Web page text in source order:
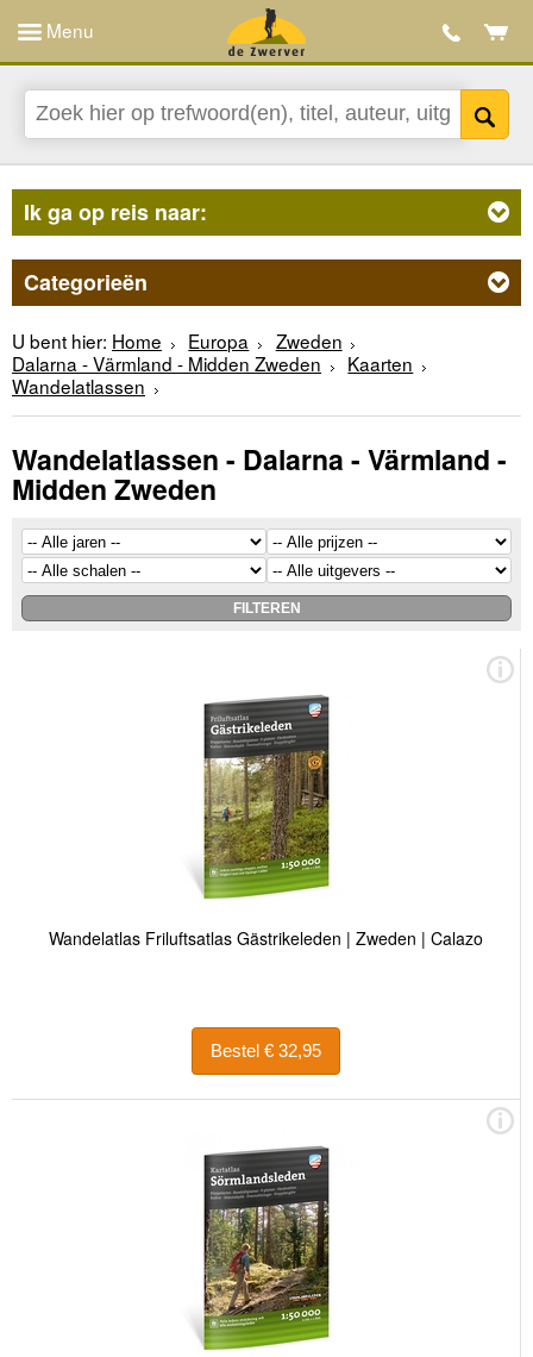
Menu
Ik ga op reis naar:
Categorieën
U bent hier: Home Europa
Zweden
Dalarna - Värmland - Midden Zweden
Kaarten
Wandelatlassen
Wandelatlassen - Dalarna - Värmland -
Midden Zweden
Wandelatlas Friluftsatlas Gästrikeleden | Zweden | Calazo
Bestel € 32,95